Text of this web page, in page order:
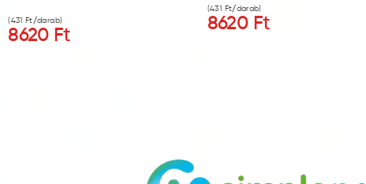
( 431 Ft/darab)
8620Ft
(431 Ft/darab)
8620Ft